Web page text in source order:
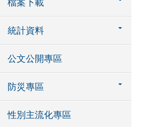
檔案下載
統計資料
公文公開專區
防災專區
性別主流化專區